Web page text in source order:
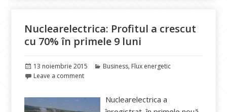
Nuclearelectrica: Profitul a crescut
cu 70% în primele 9 luni
Publicat
pe
13 noiembrie 2015 Categorii
Business, Flux energetic
Leave a comment
Nuclearelectrica a